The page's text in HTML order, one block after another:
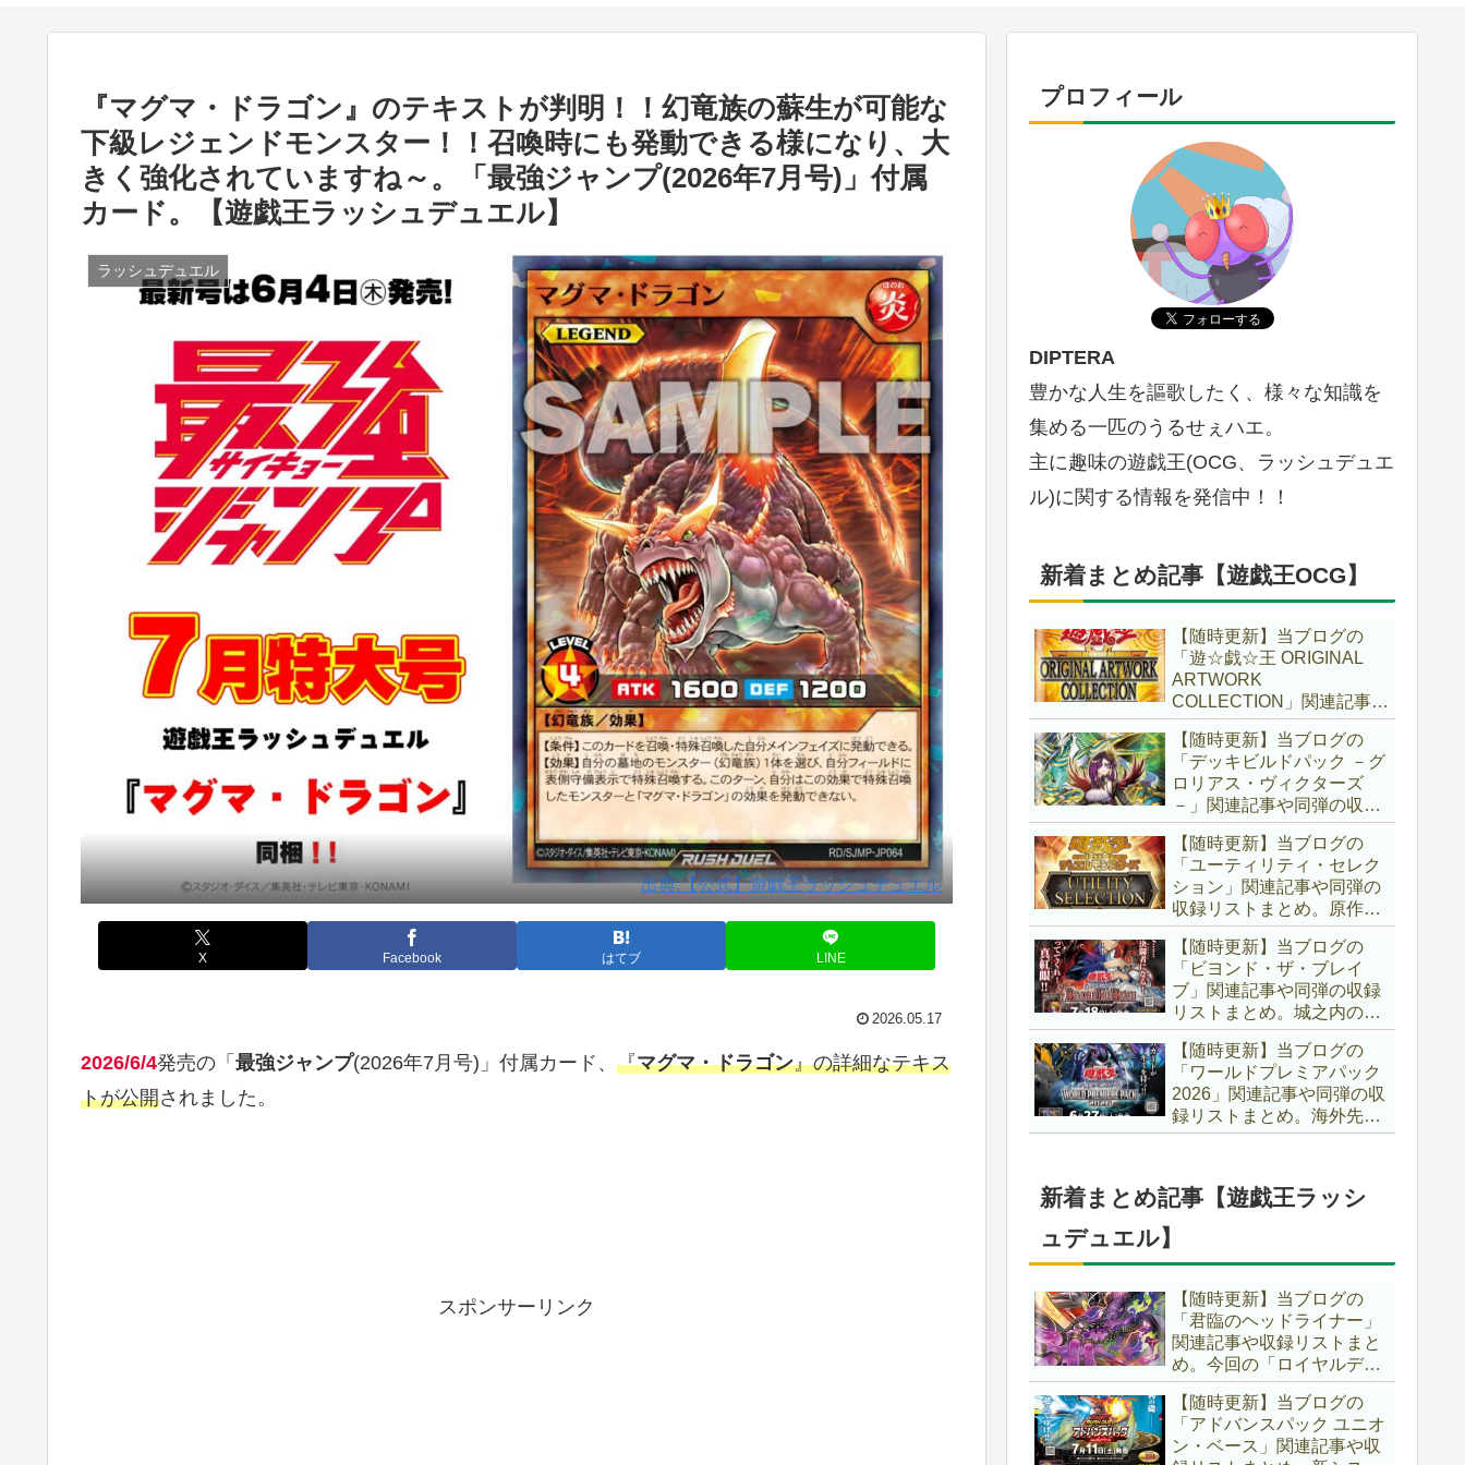
『マグマ・ドラゴン』のテキストが判明！！幻竜族の蘇生が可能な
下級レジェンドモンスター！！召喚時にも発動できる様になり、大
きく強化されていますね～。「最強ジャンプ(2026年7月号)」付属
カード。【遊戯王ラッシュデュエル】
ラッシュデュエル
出典:【公式】遊戯王ラッシュデュエル
X Facebook はてブ LINE
2026.05.17
2026/6/4発売の「 最強ジャンプ(2026年7月号)」付属カード、 『マグマ・ドラゴン』の詳細なテキス
トが公開されました。
スポンサーリンク
プロフィール
DIPTERA
豊かな人生を謳歌したく、様々な知識を
集める一匹のうるせぇハエ。
主に趣味の遊戯王(OCG、ラッシュデュエ
ル)に関する情報を発信中！！
新着まとめ記事【遊戯王OCG】
【随時更新】当ブログの
「遊☆戯☆王 ORIGINAL
ARTWORK
COLLECTION」関連記事や
同弾の収録リストまとめ。
マンガスタイルとオーバー
フレームに焦点を当てた新
商品！！また、原作のモン
スターもリメイクされてい
ます！！【遊戯王OCG】
【随時更新】当ブログの
「デッキビルドパック －グ
ロリアス・ヴィクターズ
－」関連記事や同弾の収録
リストまとめ。効果を持た
ない古のモンスターを使役
する儀式テーマ「セネト」
に加え、「レイズ・ムー
ン」や「異解△」も登
場！！【遊戯王OCG】
【随時更新】当ブログの
「ユーティリティ・セレク
ション」関連記事や同弾の
収録リストまとめ。原作の
名シーンや懐かしの人気モ
ンスターをイメージした新
規カードが多数登場！！ま
た、「ドミナス」などの豪
華再録にも注目ですね～。
【遊戯王OCG】
【随時更新】当ブログの
「ビヨンド・ザ・ブレイ
ブ」関連記事や同弾の収録
リストまとめ。城之内のカ
ードたちが『時の黒魔術
師』関連となってリメイ
ク！！さらに、「Ｄ－ＨＥ
ＲＯ」の『幽獄の時計塔』
も待望のリメイクです！！
【随時更新】当ブログの
「ワールドプレミアパック
2026」関連記事や同弾の収
録リストまとめ。海外先行
カードが例年より早く来
ージした『リビングデッド
の呼び声』関連に注目が集
新着まとめ記事【遊戯王ラッシ
ュデュエル】
【随時更新】当ブログの
「君臨のヘッドライナー」
関連記事や収録リストまと
め。今回の「ロイヤルデモ
ンズ」は相手モンスターを
リリース！！また、新テー
マとして「救惺」、「ヘル
シィ」、「ゴエゴエ」も登
【随時更新】当ブログの
「アドバンスパック ユニオ
ン・ベース」関連記事や収